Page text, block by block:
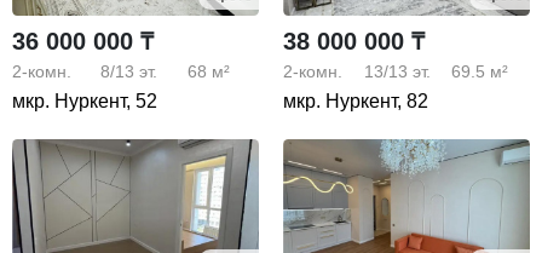
36 000 000 ₸
2-комн. 8/13 эт. 68 м²
мкр. Нуркент, 52
38 000 000 ₸
2-комн. 13/13 эт. 69.5 м²
мкр. Нуркент, 82